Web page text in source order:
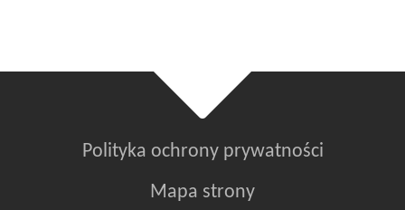
Polityka ochrony prywatności
Mapa strony